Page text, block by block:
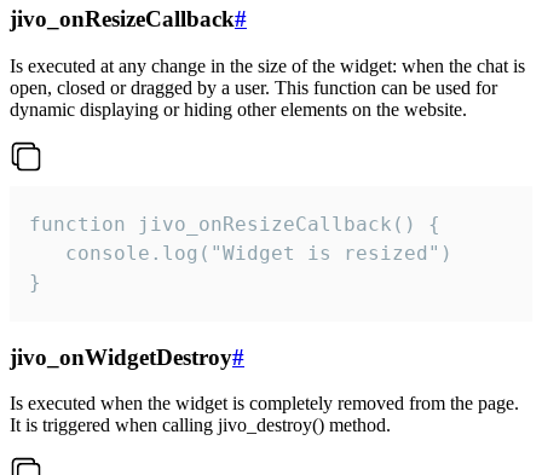
jivo_onResizeCallback#
Is executed at any change in the size of the widget: when the chat is
open, closed or dragged by a user. This function can be used for
dynamic displaying or hiding other elements on the website.
function jivo_onResizeCallback() {
   console.log("Widget is resized")
}
jivo_onWidgetDestroy#
Is executed when the widget is completely removed from the page.
It is triggered when calling jivo_destroy() method.